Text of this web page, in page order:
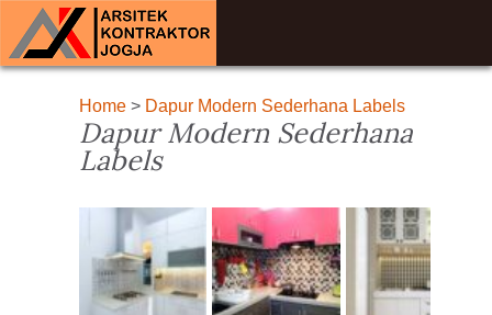
Home> Dapur Modern Sederhana Labels
Dapur Modern Sederhana
Labels